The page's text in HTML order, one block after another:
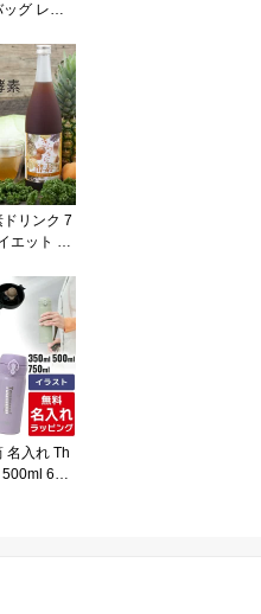
ッグ レッ
旧 スーペ
容量 2g×
包 / 5g×50
認証 ノ
の 有機 ル
容量 植物
ッグ
リンク 7
エット フ
！ 酵素
しの方にも
【フー
名入れ Th
600
トル 子